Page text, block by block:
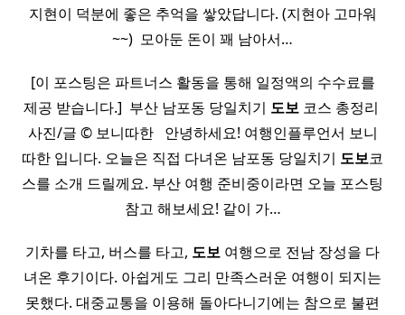
지현이 덕분에 좋은 추억을 쌓았답니다. (지현아 고마워
~~) ​ 모아둔 돈이 꽤 남아서…
[이 포스팅은 파트너스 활동을 통해 일정액의 수수료를
제공 받습니다.] ​ 부산 남포동 당일치기 도보코스 총정리 ​
사진/글 © 보니따한 ​ ​ 안녕하세요! 여행인플루언서 보니
따한 입니다. 오늘은 직접 다녀온 남포동 당일치기 도보코
스를 소개 드릴께요. 부산 여행 준비중이라면 오늘 포스팅
참고 해보세요! 같이 가…
기차를 타고, 버스를 타고, 도보 여행으로 전남 장성을 다
녀온 후기이다. 아쉽게도 그리 만족스러운 여행이 되지는
못했다. 대중교통을 이용해 돌아다니기에는 참으로 불편